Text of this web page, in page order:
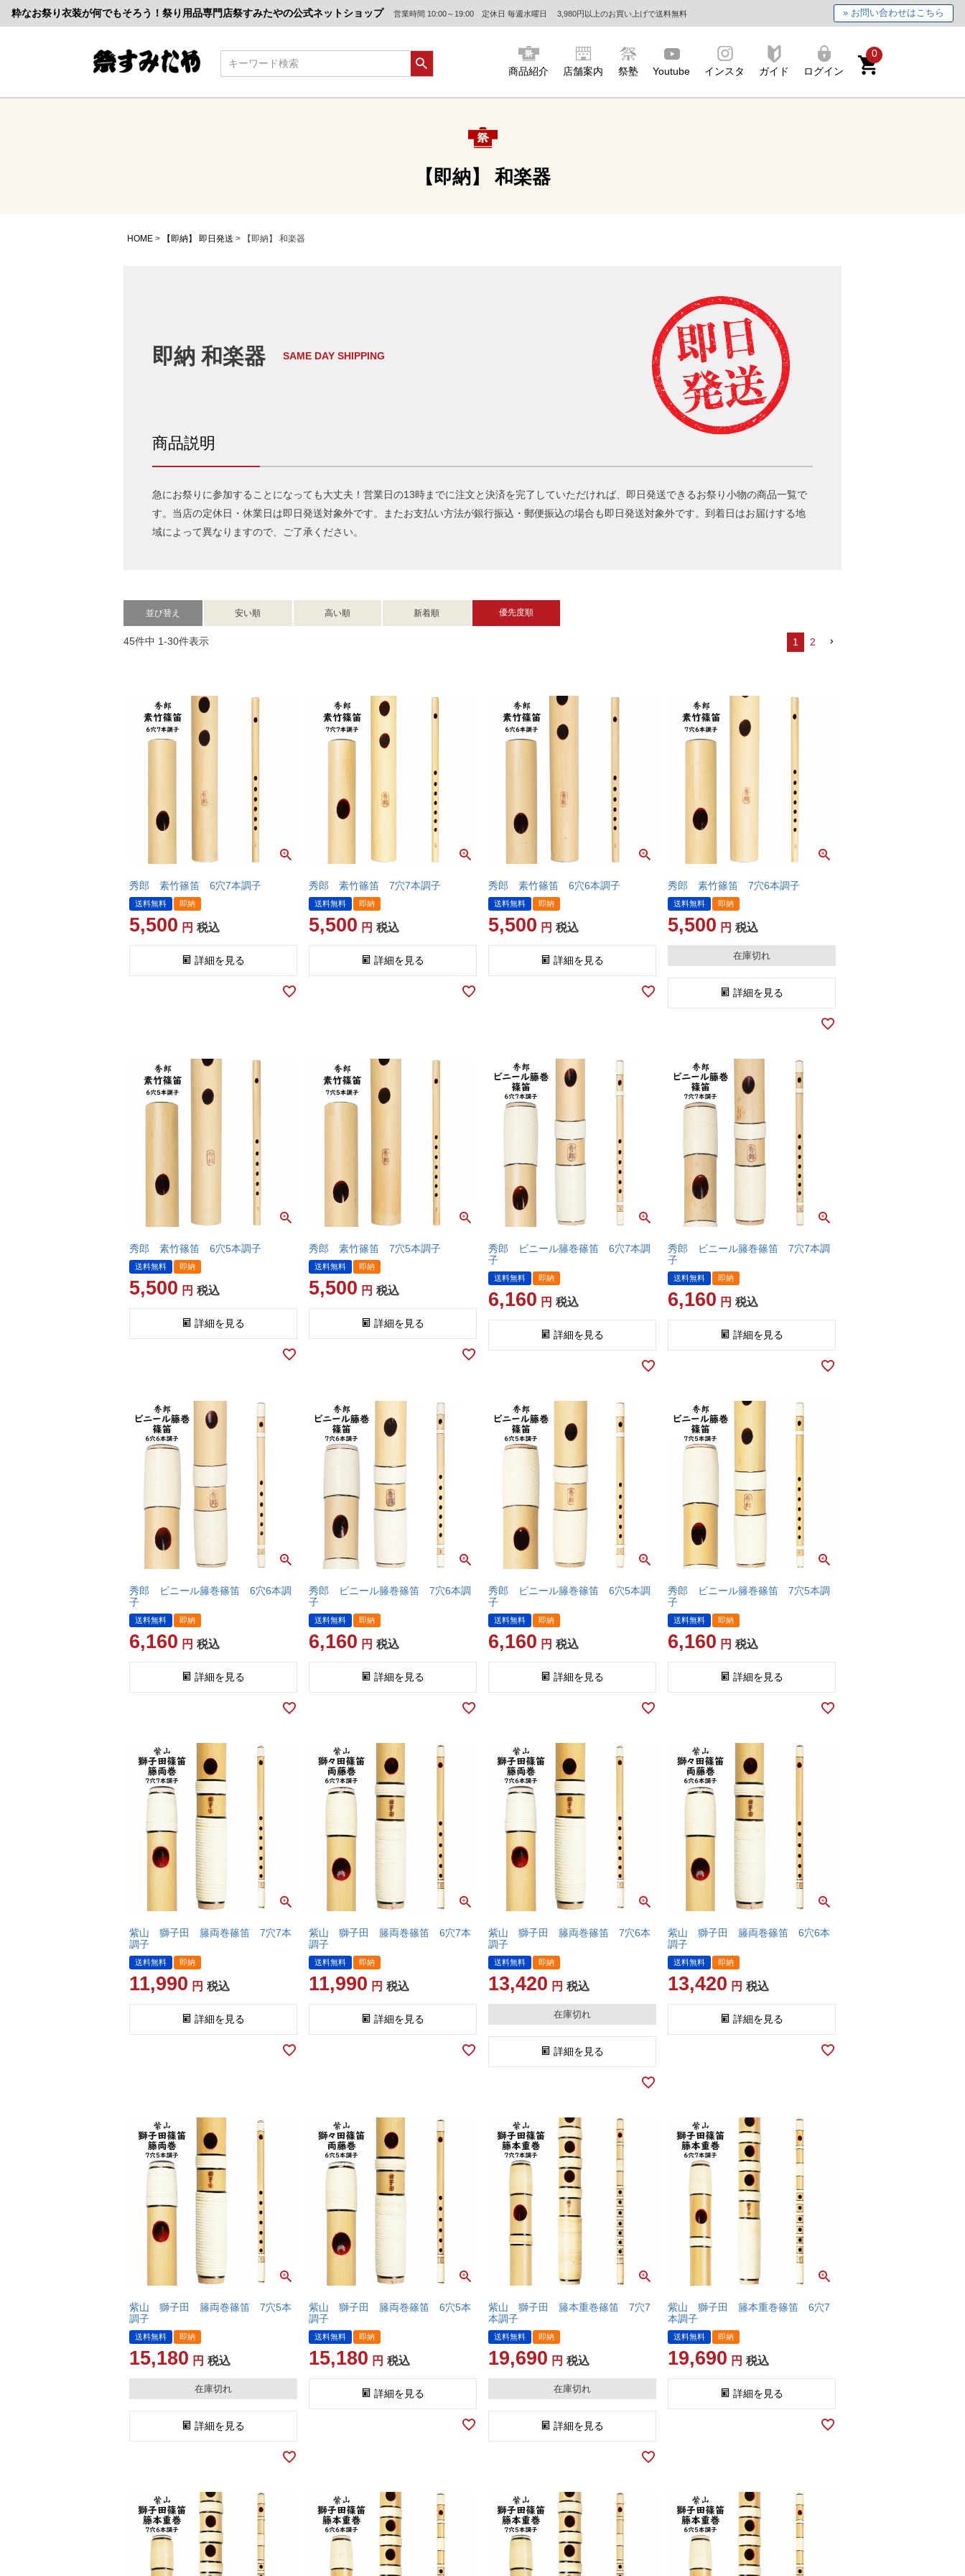
粋なお祭り衣装が何でもそろう！祭り用品専門店祭すみたやの公式ネットショップ 営業時間 10:00～19:00 定休日 毎週水曜日 3,980円以上のお買い上げで送料無料 » お問い合わせはこちら
商品紹介 店舗案内 祭塾 Youtube インスタ ガイド ログイン
0
【即納】 和楽器
HOME 【即納】 即日発送 【即納】 和楽器
即納 和楽器 SAME DAY SHIPPING
商品説明
急にお祭りに参加することになっても大丈夫！営業日の13時までに注文と決済を完了していただければ、即日発送できるお祭り小物の商品一覧で
す。当店の定休日・休業日は即日発送対象外です。またお支払い方法が銀行振込・郵便振込の場合も即日発送対象外です。到着日はお届けする地
域によって異なりますので、ご了承ください。
並び替え 安い順 高い順 新着順 優先度順
45件中 1-30件表示 1 2
秀郎 素竹篠笛 6穴7本調子
送料無料 即納
5,500 税込
詳細を見る
秀郎 素竹篠笛 7穴7本調子
送料無料 即納
5,500 税込
詳細を見る
秀郎 素竹篠笛 6穴6本調子
送料無料 即納
5,500 税込
詳細を見る
秀郎 素竹篠笛 7穴6本調子
送料無料 即納
5,500 税込
在庫切れ
詳細を見る
秀郎 素竹篠笛 6穴5本調子
送料無料 即納
5,500 税込
詳細を見る
秀郎 素竹篠笛 7穴5本調子
送料無料 即納
5,500 税込
詳細を見る
秀郎 ビニール籐巻篠笛 6穴7本調
子
送料無料 即納
6,160 税込
詳細を見る
秀郎 ビニール籐巻篠笛 7穴7本調
子
送料無料 即納
6,160 税込
詳細を見る
秀郎 ビニール籐巻篠笛 6穴6本調
子
送料無料 即納
6,160 税込
詳細を見る
秀郎 ビニール籐巻篠笛 7穴6本調
子
送料無料 即納
6,160 税込
詳細を見る
秀郎 ビニール籐巻篠笛 6穴5本調
子
送料無料 即納
6,160 税込
詳細を見る
秀郎 ビニール籐巻篠笛 7穴5本調
子
送料無料 即納
6,160 税込
詳細を見る
紫山 獅子田 籐両巻篠笛 7穴7本
調子
送料無料 即納
11,990 税込
詳細を見る
紫山 獅子田 籐両巻篠笛 6穴7本
調子
送料無料 即納
11,990 税込
詳細を見る
紫山 獅子田 籐両巻篠笛 7穴6本
調子
送料無料 即納
13,420 税込
在庫切れ
詳細を見る
紫山 獅子田 籐両巻篠笛 6穴6本
調子
送料無料 即納
13,420 税込
詳細を見る
紫山 獅子田 籐両巻篠笛 7穴5本
調子
送料無料 即納
15,180 税込
在庫切れ
詳細を見る
紫山 獅子田 籐両巻篠笛 6穴5本
調子
送料無料 即納
15,180 税込
詳細を見る
紫山 獅子田 籐本重巻篠笛 7穴7
本調子
送料無料 即納
19,690 税込
在庫切れ
詳細を見る
紫山 獅子田 籐本重巻篠笛 6穴7
本調子
送料無料 即納
19,690 税込
詳細を見る